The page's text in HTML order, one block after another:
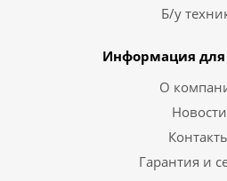
Б/у
Информация для
О
Новости
Гарантия и